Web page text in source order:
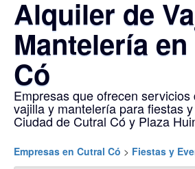
Alquiler de
Mantelería
Có
Empresas que ofrecen
vajilla y mantelería para fiestas
Ciudad de Cutral Có y Plaza
Empresas en Cutral Có > Fiestas y